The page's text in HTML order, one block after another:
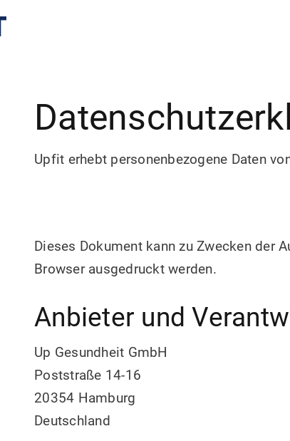
Upfit erhebt personenbezogene Daten
Dieses Dokument kann zu Zwecken der
Browser ausgedruckt werden.
Anbieter und
Up Gesundheit GmbH
Poststraße 14-16
20354 Hamburg
Deutschland